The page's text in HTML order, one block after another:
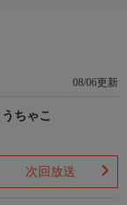
08/06更新
ちゃこ
次回放送